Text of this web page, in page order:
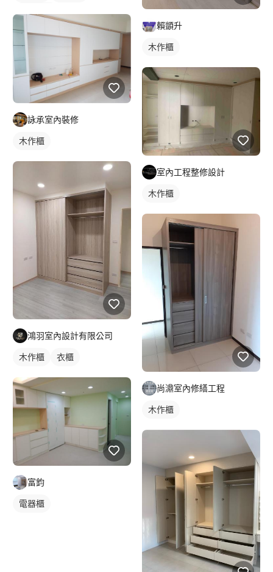
詠承室內裝修
木作櫃
鴻羽室內設計有限公司
木作櫃 衣櫃
富鈞
電器櫃
賴顗升
木作櫃
室內工程整修設計
木作櫃
尚濎室內修繕工程
木作櫃